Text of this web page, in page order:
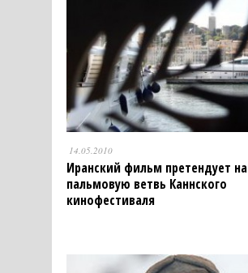
14.05.2010
Иранский фильм претендует на
пальмовую ветвь Каннского
кинофестиваля